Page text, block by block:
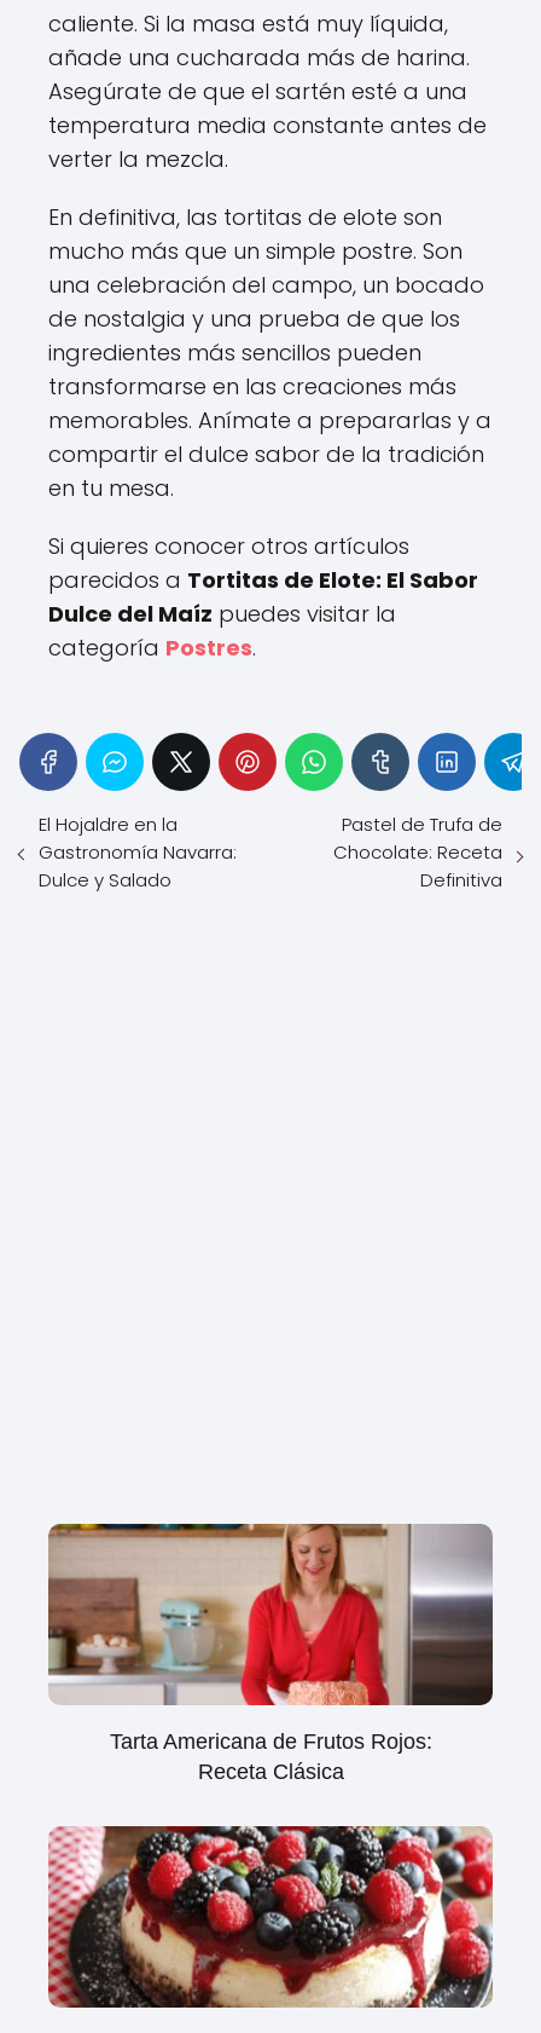
caliente. Si la masa está muy líquida,
añade una cucharada más de harina.
Asegúrate de que el sartén esté a una
temperatura media constante antes de
verter la mezcla.
En definitiva, las tortitas de elote son
mucho más que un simple postre. Son
una celebración del campo, un bocado
de nostalgia y una prueba de que los
ingredientes más sencillos pueden
transformarse en las creaciones más
memorables. Anímate a prepararlas y a
compartir el dulce sabor de la tradición
en tu mesa.
Si quieres conocer otros artículos
parecidos a Tortitas de Elote: El Sabor
Dulce del Maíz puedes visitar la
categoría Postres.
El Hojaldre en la
Gastronomía Navarra:
Dulce y Salado
Pastel de Trufa de
Chocolate: Receta
Definitiva
Tarta Americana de Frutos Rojos:
Receta Clásica